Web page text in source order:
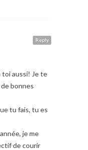
Reply
toi aussi! Je te
bonnes
tu fais, tu es
je me
de courir